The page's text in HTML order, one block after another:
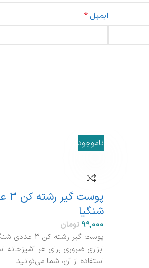
ایمیل *
ناموجود
شنگیا
تومان
پوست گیر رشته
ابزاری ضروری برای هر آشپزخانه
استفاده از آن، شما می‌توانید